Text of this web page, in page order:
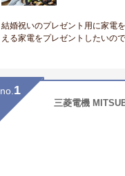
結婚祝いのプレゼント用に家電
える家電をプレゼントしたいの
no. 1
三菱電機